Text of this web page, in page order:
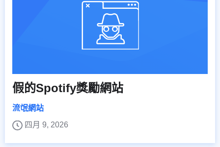
假的Spotify獎勵網站
流氓網站
四月 9, 2026